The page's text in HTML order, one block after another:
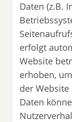
Daten (z.B.
erfolgt
Website
erhoben,
der
Daten